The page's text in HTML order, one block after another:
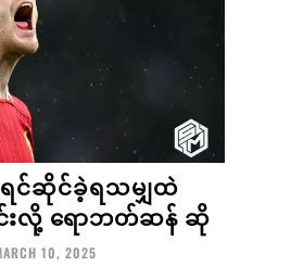
င်ဆိုင်ခဲ့ရသမျှထဲ
းလို့ ရောဘတ်ဆန် ဆို
10, 2025